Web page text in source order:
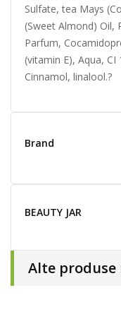
Sulfate, tea Mays
(Sweet Almond)
Parfum,
(vitamin E), Aqua, CI
Cinnamol, linalool.?
Brand
BEAUTY JAR
Alte